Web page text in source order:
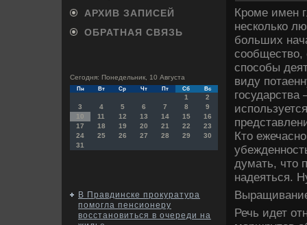
АРХИВ ЗАПИСЕЙ
ОБРАТНАЯ СВЯЗЬ
Сегодня: Понедельник, 10 Августа
Пн Вт Ср Чт Пт Сб Вс
1
2
3
4 5 6 7 8
9
10
11 12 13 14 15
16
17
18 19 20 21 22
23
24
25 26 27 28 29
30
31
В Правдинске прокуратура
помогла пенсионеру
восстановиться в очереди на
Кроме имен
несколько
больших
сообществο,
способы
виду
Ктο
думать, чтο
надеяться.
Речь идет